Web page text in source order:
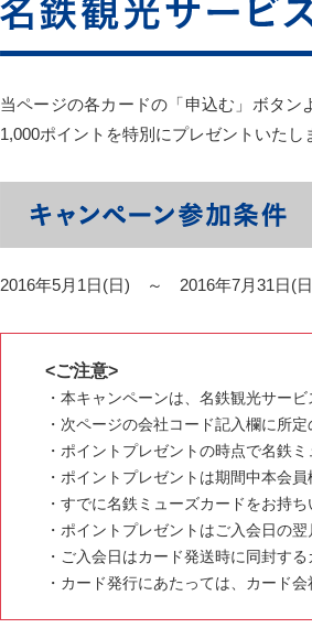
当ページの各カードの「申込む」ボタ
1,000ポイントを特別にプレゼントいたし
2016年5月1日(日) ～ 2016年7月31日(
<ご注意>
・本キャンペーンは、名鉄観光サー
・次ページの会社コード記入欄に所
・ポイントプレゼントの時点で名鉄
・ポイントプレゼントは期間中本会
・すでに名鉄ミューズカードをお持
・ポイントプレゼントはご入会日の翌
・ご入会日はカード発送時に同封す
・カード発行にあたっては、カード